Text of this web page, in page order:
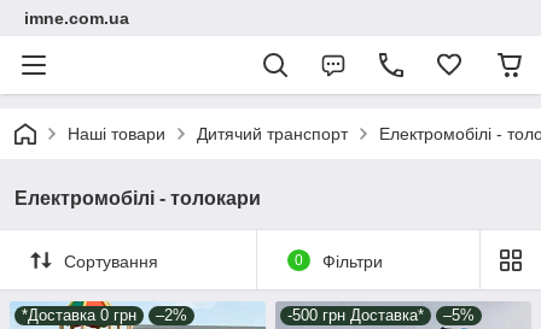
imne.com.ua
Наші товари Дитячий транспорт Електромобілі -
Електромобілі - толокари
Сортування 0 Фільтри
*Доставка 0 грн
–2%
-500 грн Доставка*
–5%